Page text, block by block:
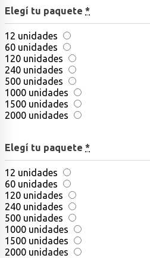
Elegí tu paquete *
12 unidades
60 unidades
120 unidades
240 unidades
500 unidades
1000 unidades
1500 unidades
2000 unidades
Elegí tu paquete *
12 unidades
60 unidades
120 unidades
240 unidades
500 unidades
1000 unidades
1500 unidades
2000 unidades